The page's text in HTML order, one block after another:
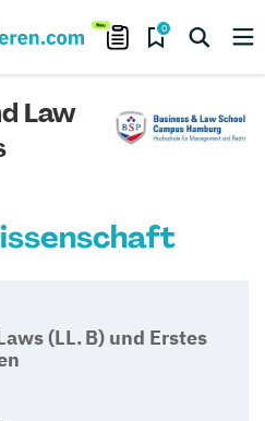
0
Law
(LL. B) und Erstes